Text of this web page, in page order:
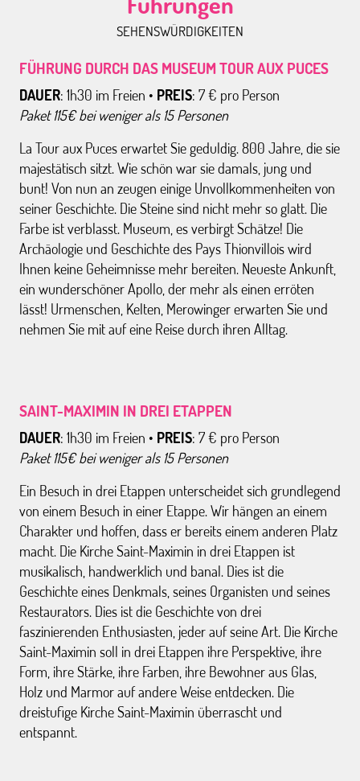
SEHENSWÜRDIGKEITEN
FÜHRUNG DURCH DAS MUSEUM TOUR AUX PUCES
DAUER: 1h30 im Freien • PREIS: 7 € pro Person
Paket 115€ bei weniger als 15 Personen
La Tour aux Puces erwartet Sie geduldig. 800 Jahre, die sie
majestätisch sitzt. Wie schön war sie damals, jung und
bunt! Von nun an zeugen einige Unvollkommenheiten von
seiner Geschichte. Die Steine ​​sind nicht mehr so ​​glatt. Die
Farbe ist verblasst. Museum, es verbirgt Schätze! Die
Archäologie und Geschichte des Pays Thionvillois wird
Ihnen keine Geheimnisse mehr bereiten. Neueste Ankunft,
ein wunderschöner Apollo, der mehr als einen erröten
lässt! Urmenschen, Kelten, Merowinger erwarten Sie und
nehmen Sie mit auf eine Reise durch ihren Alltag.
SAINT-MAXIMIN IN DREI ETAPPEN
DAUER: 1h30 im Freien • PREIS: 7 € pro Person
Paket 115€ bei weniger als 15 Personen
Ein Besuch in drei Etappen unterscheidet sich grundlegend
von einem Besuch in einer Etappe. Wir hängen an einem
Charakter und hoffen, dass er bereits einem anderen Platz
macht. Die Kirche Saint-Maximin in drei Etappen ist
musikalisch, handwerklich und banal. Dies ist die
Geschichte eines Denkmals, seines Organisten und seines
Restaurators. Dies ist die Geschichte von drei
faszinierenden Enthusiasten, jeder auf seine Art. Die Kirche
Saint-Maximin soll in drei Etappen ihre Perspektive, ihre
Form, ihre Stärke, ihre Farben, ihre Bewohner aus Glas,
Holz und Marmor auf andere Weise entdecken. Die
dreistufige Kirche Saint-Maximin überrascht und
entspannt.